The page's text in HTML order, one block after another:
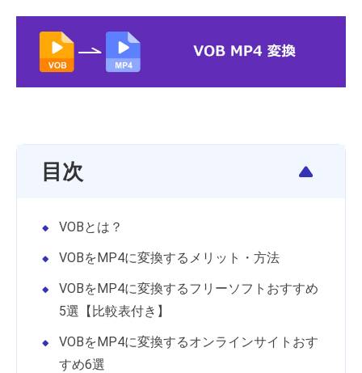
目次
VOBとは？
VOBをMP4に変換するメリット・方法
VOBをMP4に変換するフリーソフトおすすめ
5選【比較表付き】
VOBをMP4に変換するオンラインサイトおす
すめ6選